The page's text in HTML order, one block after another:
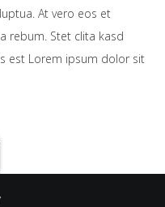
At vero eos et
rebum. Stet clita kasd
est Lorem ipsum dolor sit